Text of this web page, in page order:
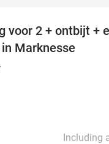
voor 2 + ontbijt +
Marknesse
Including